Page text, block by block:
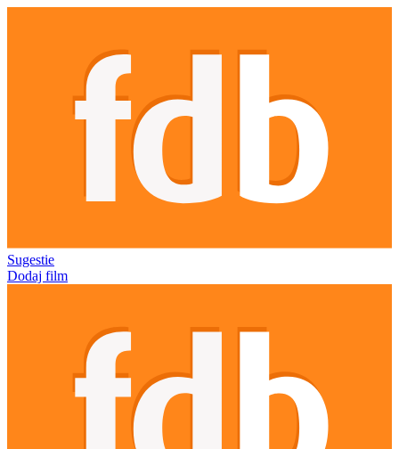
Sugestie
Dodaj film